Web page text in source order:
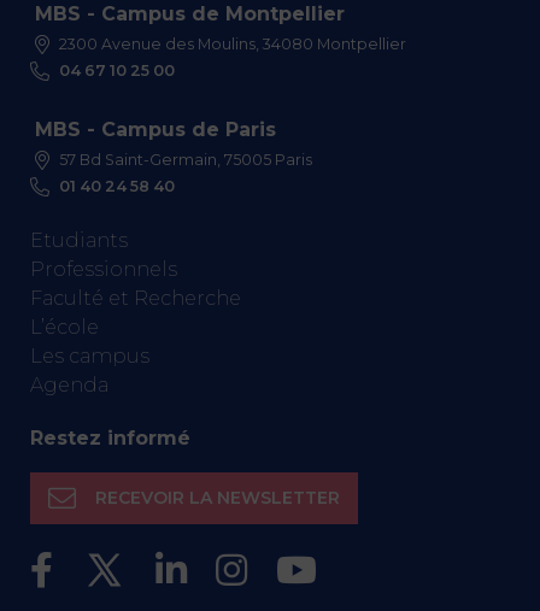
MBS - Campus de Montpellier
2300 Avenue des Moulins, 34080 Montpellier
04 67 10 25 00
MBS - Campus de Paris
57 Bd Saint-Germain, 75005 Paris
01 40 24 58 40
Etudiants
Professionnels
Faculté et Recherche
L’école
Les campus
Agenda
Restez informé
RECEVOIR LA NEWSLETTER